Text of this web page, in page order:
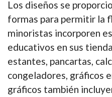
Los diseños se
formas para permitir la
minoristas incorporen
educativos en sus
estantes, pancartas,
congeladores, gráficos
gráficos también